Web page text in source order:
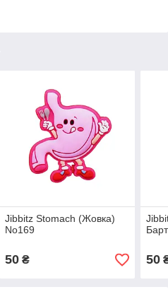
Jibbitz Stomach (Жовка)
No169
50₴ 50